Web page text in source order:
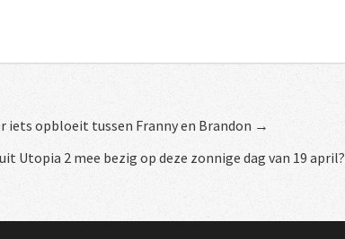
iets opbloeit tussen Franny en Brandon →
Utopia 2 mee bezig op deze zonnige dag van 19 april?